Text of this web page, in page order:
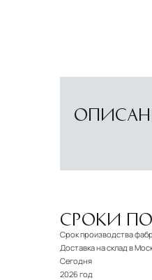
СРОКИ
Срок производства
Доставка на склад в
Сегодня
2026 год